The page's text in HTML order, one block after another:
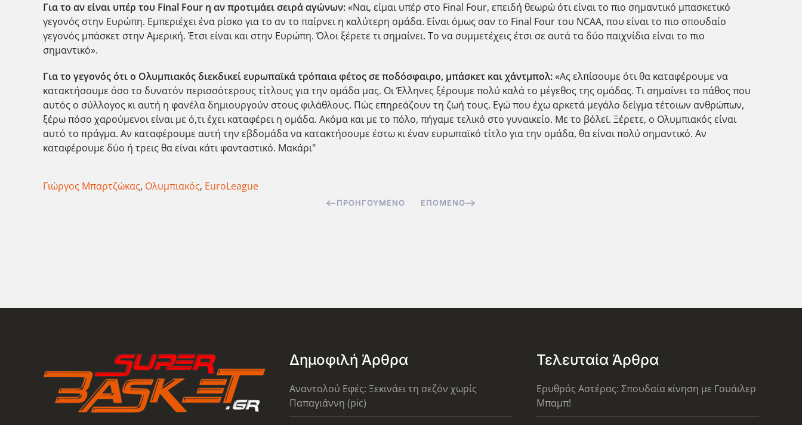
Για το αν είναι υπέρ του Final Four η αν προτιμάει σειρά αγώνων:«Ναι, είμαι υπέρ στο Final Four, επειδή θεωρώ ότι είναι το πιο σημαντικό μπασκετικό
γεγονός στην Ευρώπη. Εμπεριέχει ένα ρίσκο για το αν το παίρνει η καλύτερη ομάδα. Είναι όμως σαν το Final Four του NCAA, που είναι το πιο σπουδαίο
γεγονός μπάσκετ στην Αμερική. Έτσι είναι και στην Ευρώπη. Όλοι ξέρετε τι σημαίνει. Το να συμμετέχεις έτσι σε αυτά τα δύο παιχνίδια είναι το πιο
σημαντικό».
Για το γεγονός ότι ο Ολυμπιακός διεκδικεί ευρωπαϊκά τρόπαια φέτος σε ποδόσφαιρο, μπάσκετ και χάντμπολ:«Ας ελπίσουμε ότι θα καταφέρουμε να
κατακτήσουμε όσο το δυνατόν περισσότερους τίτλους για την ομάδα μας. Οι Έλληνες ξέρουμε πολύ καλά το μέγεθος της ομάδας. Τι σημαίνει το πάθος που
αυτός ο σύλλογος κι αυτή η φανέλα δημιουργούν στους φιλάθλους. Πώς επηρεάζουν τη ζωή τους. Εγώ που έχω αρκετά μεγάλο δείγμα τέτοιων ανθρώπων,
ξέρω πόσο χαρούμενοι είναι με ό,τι έχει καταφέρει η ομάδα. Ακόμα και με το πόλο, πήγαμε τελικό στο γυναικείο. Με το βόλεϊ. Ξέρετε, ο Ολυμπιακός είναι
αυτό το πράγμα. Αν καταφέρουμε αυτή την εβδομάδα να κατακτήσουμε έστω κι έναν ευρωπαϊκό τίτλο για την ομάδα, θα είναι πολύ σημαντικό. Αν
καταφέρουμε δύο ή τρεις θα είναι κάτι φανταστικό. Μακάρι"
Γιώργος Μπαρτζώκας, Ολυμπιακός, EuroLeague
ΠΡΟΗΓΟΎΜΕΝΟ ΕΠΌΜΕΝΟ
Δημοφιλή Άρθρα
Αναντολού Εφές: Ξεκινάει τη σεζόν χωρίς
Παπαγιάννη (pic)
Τελευταία Άρθρα
Ερυθρός Αστέρας: Σπουδαία κίνηση με Γουάιλερ
Μπαμπ!